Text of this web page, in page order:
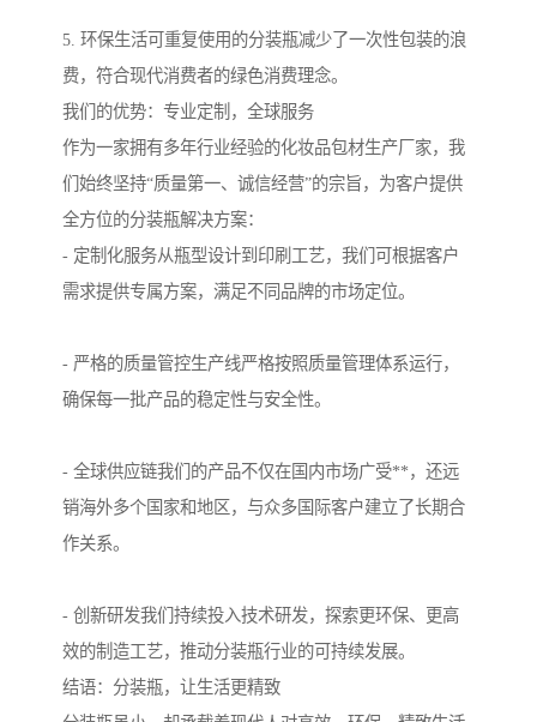
5. 环保生活可重复使用的分装瓶减少了一次性包装的浪
费，符合现代消费者的绿色消费理念。
我们的优势：专业定制，全球服务
作为一家拥有多年行业经验的化妆品包材生产厂家，我
们始终坚持“质量第一、诚信经营”的宗旨，为客户提供
全方位的分装瓶解决方案：
- 定制化服务从瓶型设计到印刷工艺，我们可根据客户
需求提供专属方案，满足不同品牌的市场定位。
- 严格的质量管控生产线严格按照质量管理体系运行，
确保每一批产品的稳定性与安全性。
- 全球供应链我们的产品不仅在国内市场广受**，还远
销海外多个国家和地区，与众多国际客户建立了长期合
作关系。
- 创新研发我们持续投入技术研发，探索更环保、更高
效的制造工艺，推动分装瓶行业的可持续发展。
结语：分装瓶，让生活更精致